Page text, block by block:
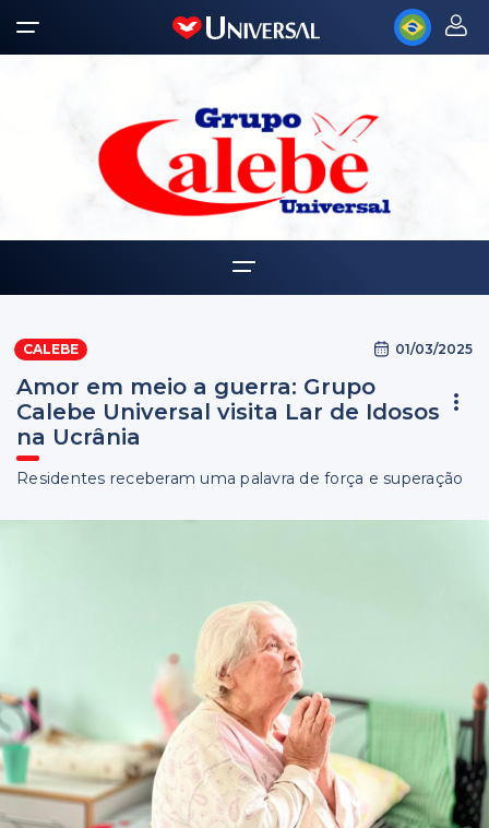
Quem somos
Notícias
CALEBE 01/03/2025
Amor em meio a guerra: Grupo
Calebe Universal visita Lar de Idosos
na Ucrânia
Residentes receberam uma palavra de força e superação